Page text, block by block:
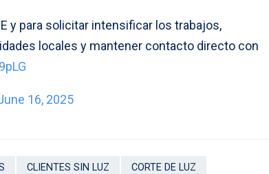
y para solicitar intensificar los trabajos,
locales y mantener contacto directo con
16, 2025
CLIENTES SIN LUZ CORTE DE LUZ